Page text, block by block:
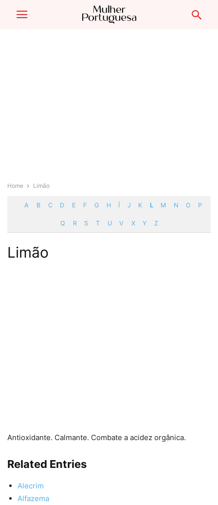
Home Limão
A B C D E F G H Í J K L M N O P
Q R S T U V X Y Z
Limão
Antioxidante. Calmante. Combate a acidez orgânica.
Related Entries
Alecrim
Alfazema